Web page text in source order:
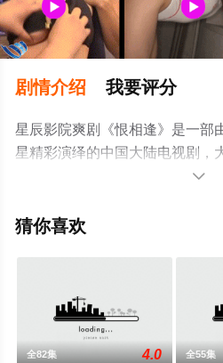
剧情介绍 我要评分
星辰影院爽剧《恨相逢》是一部
星精彩演绎的中国大陆电视剧，
集），手机免费观看高清无删减
情网等平台了解。

猜你喜欢
全82集 4.0 全55集